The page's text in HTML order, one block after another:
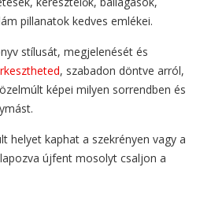
pillanatok kedves emlékei.
stílusát, megjelenését és
, szabadon döntve arról,
képei milyen sorrendben és
helyet kaphat a szekrényen vagy a
újfent mosolyt csaljon a